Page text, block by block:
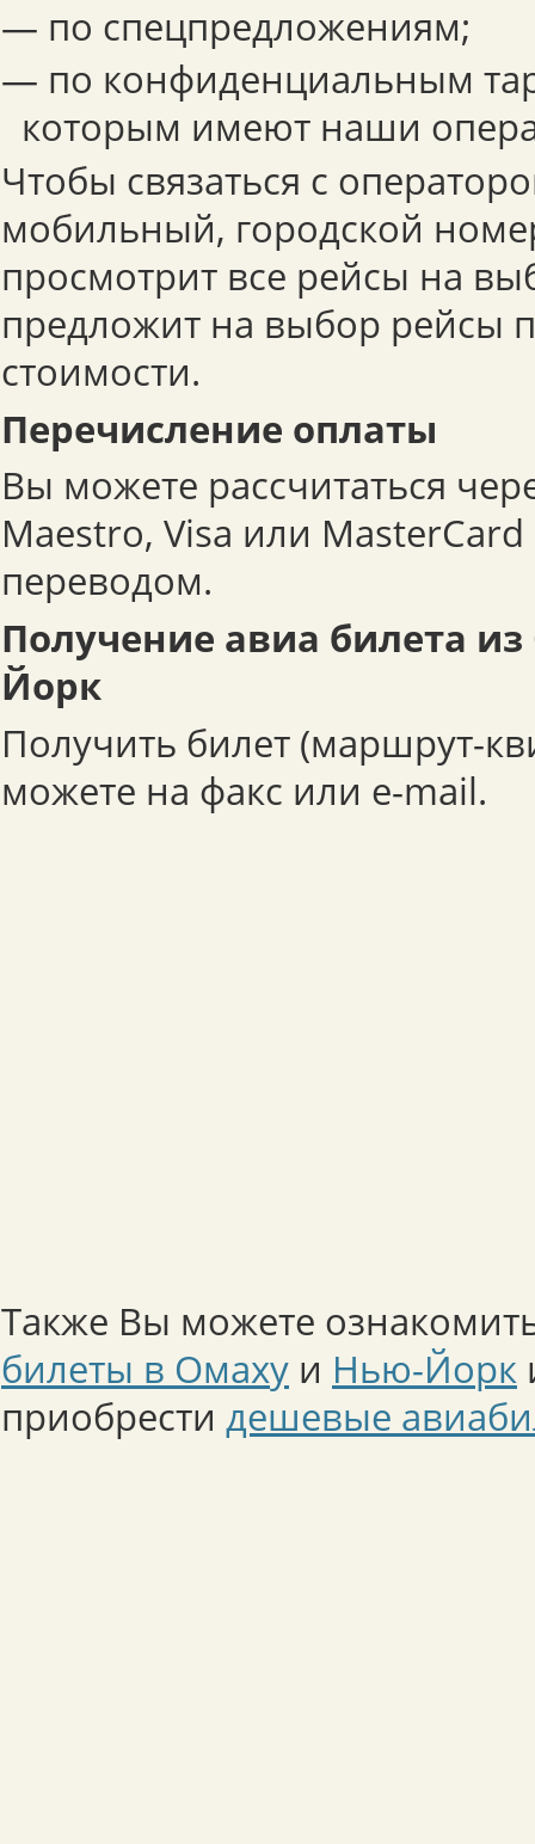
— по спецпредложениям;
— по конфиденциальным
которым имеют наши
Чтобы связаться с
мобильный, городской
просмотрит все рейсы на
предложит на выбор рейсы
стоимости.
Перечисление оплаты
Вы можете рассчитаться
Maestro, Visa или
переводом.
Получение авиа билета
Йорк
Получить билет (маршрут-
можете на факс или e-mail.
Также Вы можете
билеты в Омаху и Нью-Йорк
приобрести дешевые